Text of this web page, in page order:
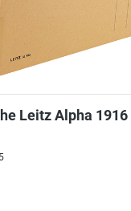
Leitz Alpha